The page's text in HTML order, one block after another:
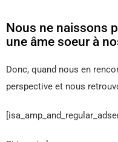
Nous ne naissons
une âme soeur à
Donc, quand nous en
perspective et nous